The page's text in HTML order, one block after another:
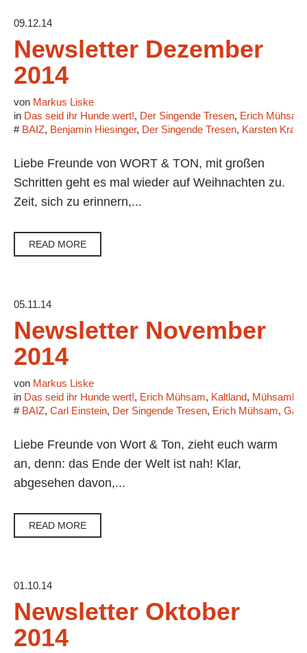
09.12.14
Newsletter Dezember
2014
von Markus Liske
in Das seid ihr Hunde wert!, Der Singende Tresen, Erich Mühsam
# BAIZ, Benjamin Hiesinger, Der Singende Tresen, Karsten
Liebe Freunde von WORT & TON, mit großen
Schritten geht es mal wieder auf Weihnachten zu.
Zeit, sich zu erinnern,...
READ MORE
05.11.14
Newsletter November
2014
von Markus Liske
in Das seid ihr Hunde wert!, Erich Mühsam, Kaltland,
# BAIZ, Carl Einstein, Der Singende Tresen, Erich Mühsam,
Liebe Freunde von Wort & Ton, zieht euch warm
an, denn: das Ende der Welt ist nah! Klar,
abgesehen davon,...
READ MORE
01.10.14
Newsletter Oktober
2014